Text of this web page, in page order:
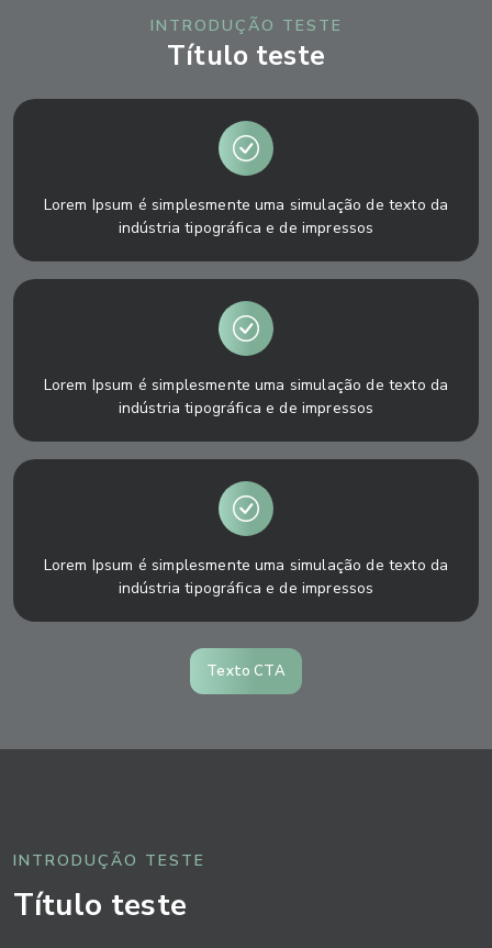
INTRODUÇÃO TESTE
Título teste
Lorem Ipsum é simplesmente uma simulação de texto da
indústria tipográfica e de impressos
Lorem Ipsum é simplesmente uma simulação de texto da
indústria tipográfica e de impressos
Lorem Ipsum é simplesmente uma simulação de texto da
indústria tipográfica e de impressos
Texto CTA
INTRODUÇÃO TESTE
Título teste